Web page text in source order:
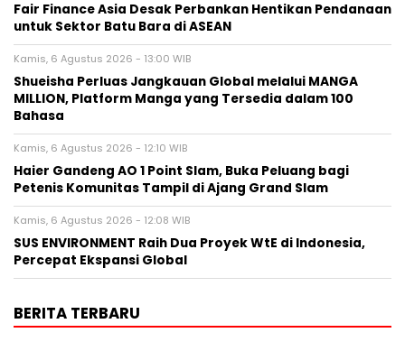
Fair Finance Asia Desak Perbankan Hentikan Pendanaan
untuk Sektor Batu Bara di ASEAN
Kamis, 6 Agustus 2026 - 13:00 WIB
Shueisha Perluas Jangkauan Global melalui MANGA
MILLION, Platform Manga yang Tersedia dalam 100
Bahasa
Kamis, 6 Agustus 2026 - 12:10 WIB
Haier Gandeng AO 1 Point Slam, Buka Peluang bagi
Petenis Komunitas Tampil di Ajang Grand Slam
Kamis, 6 Agustus 2026 - 12:08 WIB
SUS ENVIRONMENT Raih Dua Proyek WtE di Indonesia,
Percepat Ekspansi Global
BERITA TERBARU